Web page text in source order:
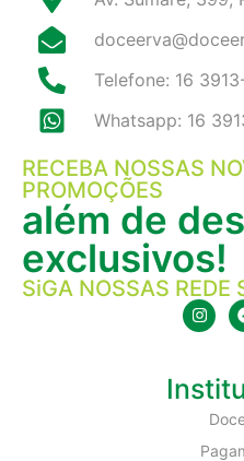
Telefone: 16
Whatsapp: 16
RECEBA NOSSAS
PROMOÇÕES
além de
exclusivos!
SiGA NOSSAS REDE